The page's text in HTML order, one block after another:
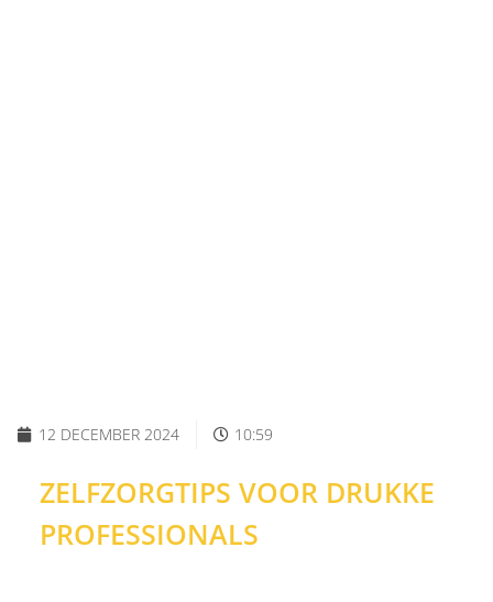
12 DECEMBER 2024 10:59
ZELFZORGTIPS VOOR DRUKKE
PROFESSIONALS